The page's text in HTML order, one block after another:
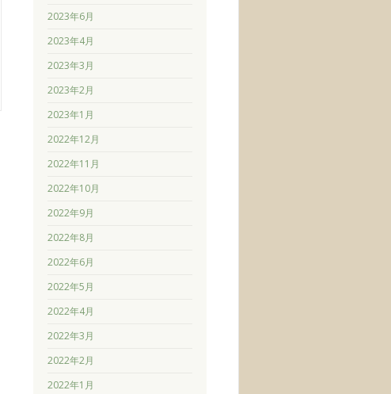
2023年6月
2023年4月
2023年3月
2023年2月
2023年1月
2022年12月
2022年11月
2022年10月
2022年9月
2022年8月
2022年6月
2022年5月
2022年4月
2022年3月
2022年2月
2022年1月